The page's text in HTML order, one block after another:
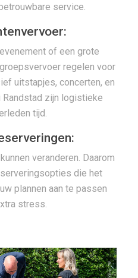
service.
of een grote
regelen voor
uitstapjes, concerten, en
zijn logistieke
tijd.
veranderen. Daarom
die het
plannen aan te passen
stress.